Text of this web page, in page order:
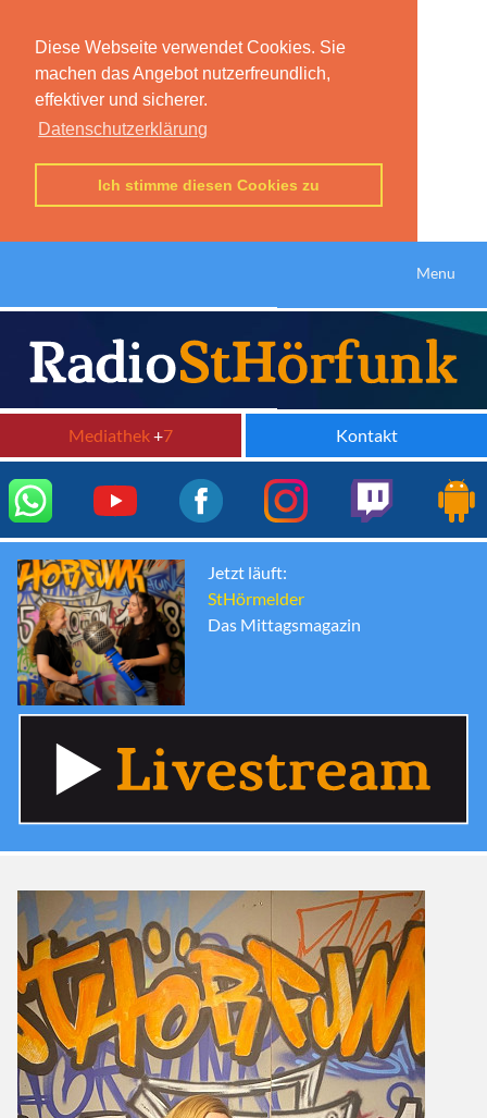
Diese Webseite verwendet Cookies. Sie
machen das Angebot nutzerfreundlich,
effektiver und sicherer.
Datenschutzerklärung
Ich stimme diesen Cookies zu
Menu
Mediathek+7 Kontakt
Jetzt läuft:
StHörmelder
Das Mittagsmagazin